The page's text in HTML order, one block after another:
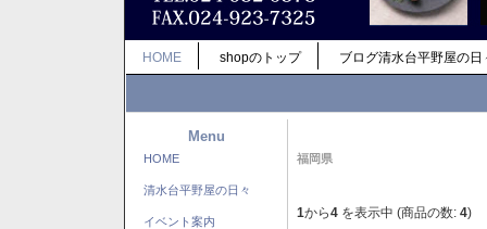
HOME shopのトップ ブログ清水台平野屋の日
Menu
HOME
清水台平野屋の日々
イベント案内
福岡県
1から4 を表示中 (商品の数: 4)